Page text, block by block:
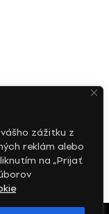
zážitku z
reklám alebo
na „Prijať